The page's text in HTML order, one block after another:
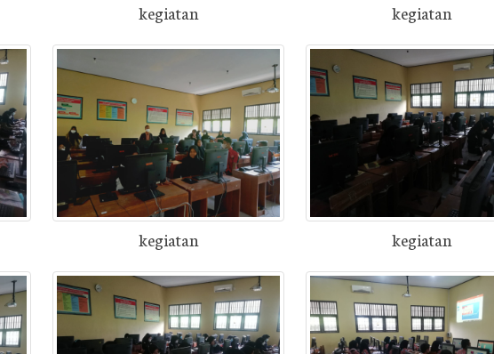
kegiatan kegiatan
kegiatan kegiatan